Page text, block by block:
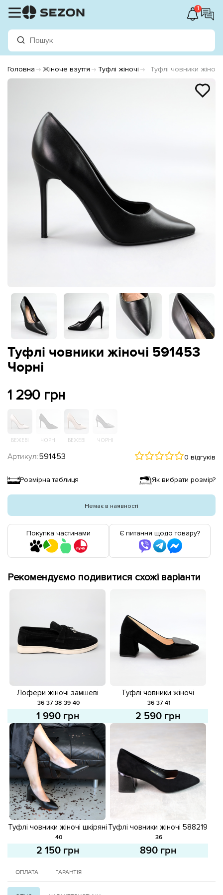
1
Головна Жіноче взуття Туфлі жіночі Туфлі човники
Туфлі човники жіночі 591453
Чорні
1 290 грн
БЕЖЕВІ ЧОРНІ БЕЖЕВІ ЧОРНІ
Артикул:591453 0 відгуків
Розмірна таблиця Як вибрати розмір?
Немає в наявності
Покупка частинами Є питання щодо товару?
Рекомендуємо подивитися схожі варіанти
Лофери жіночі замшеві
585379 Чорні
36 37 38 39 40
1 990 грн
Туфлі човники жіночі
замшеві 586634 Чорні
36 37 41
2 590 грн
Туфлі човники жіночі шкіряні
586635 Чорні
40
2 150 грн
Туфлі човники жіночі 588219
Чорні
36
890 грн
ОПЛАТА ГАРАНТІЯ